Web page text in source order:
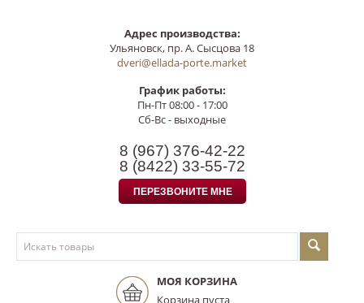
Адрес производства:
Ульяновск, пр. А. Сысцова 18
dveri@ellada-porte.market
График работы:
Пн-Пт 08:00 - 17:00
Сб-Вс - выходные
8 (967) 376-42-22
8 (8422) 33-55-72
ПЕРЕЗВОНИТЕ МНЕ
МОЯ КОРЗИНА
Корзина пуста